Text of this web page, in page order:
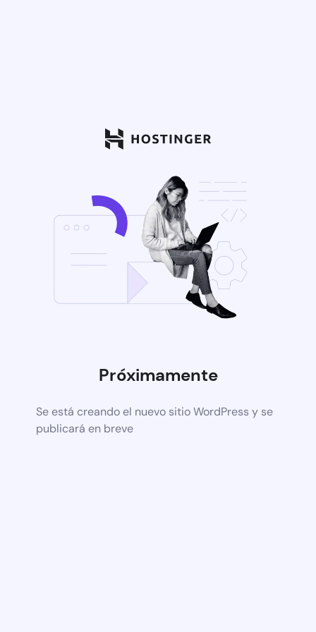
Próximamente
Se está creando el nuevo sitio WordPress y se
publicará en breve